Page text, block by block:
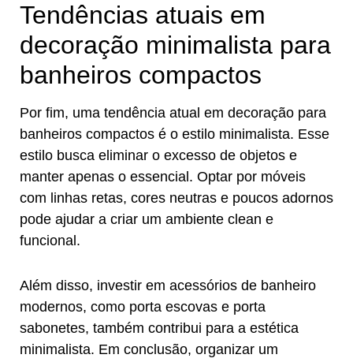
Tendências atuais em
decoração minimalista para
banheiros compactos
Por fim, uma tendência atual em decoração para
banheiros compactos é o estilo minimalista. Esse
estilo busca eliminar o excesso de objetos e
manter apenas o essencial. Optar por móveis
com linhas retas, cores neutras e poucos adornos
pode ajudar a criar um ambiente clean e
funcional.
Além disso, investir em acessórios de banheiro
modernos, como porta escovas e porta
sabonetes, também contribui para a estética
minimalista. Em conclusão, organizar um